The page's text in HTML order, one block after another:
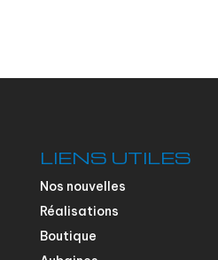
LIENS UTILES
Nos nouvelles
Réalisations
Boutique